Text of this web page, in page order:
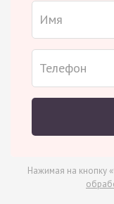
Нажимая на кнопку